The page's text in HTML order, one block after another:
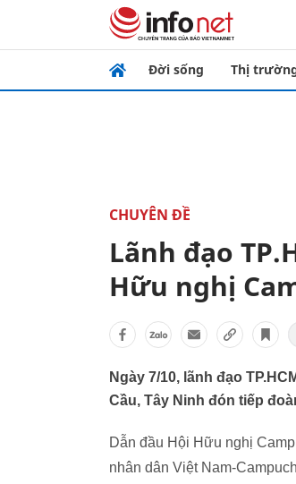
Đời sống Thị
CHUYÊN ĐỀ
Lãnh đạo
Hữu nghị
Ngày 7/10, lãnh đạo
Cầu, Tây Ninh đón tiếp
Dẫn đầu Hội Hữu nghị
nhân dân Việt Nam-